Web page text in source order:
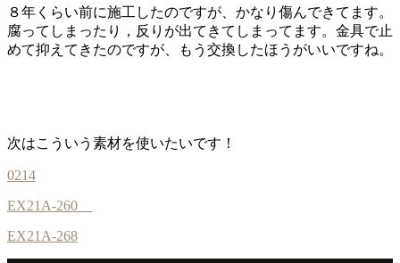
８年くらい前に施工したのですが、かなり傷んできてます。
腐ってしまったり，反りが出てきてしまってます。金具で止
めて抑えてきたのですが、もう交換したほうがいいですね。
次はこういう素材を使いたいです！
0214
EX21A-260
EX21A-268